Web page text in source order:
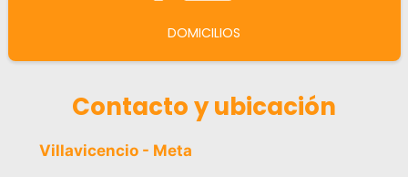
DOMICILIOS
Contacto y ubicación
Villavicencio - Meta